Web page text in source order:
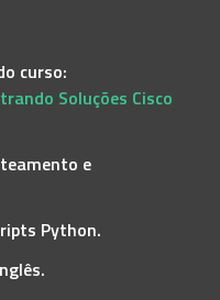
curso:
Soluções Cisco
e
Python.